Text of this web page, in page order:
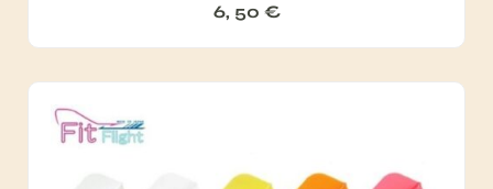
6, 50 €